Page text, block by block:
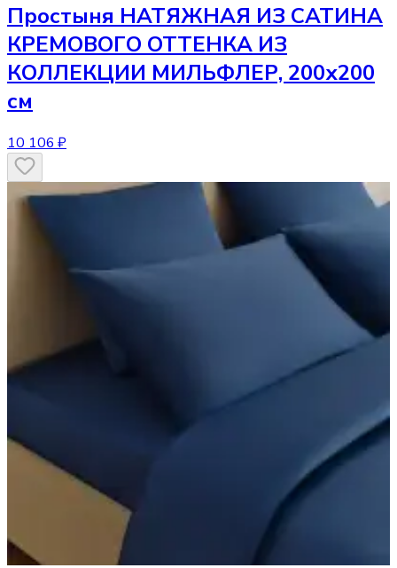
Простыня НАТЯЖНАЯ ИЗ САТИНА
КРЕМОВОГО ОТТЕНКА ИЗ
КОЛЛЕКЦИИ МИЛЬФЛЕР, 200х200
см
10 106 ₽